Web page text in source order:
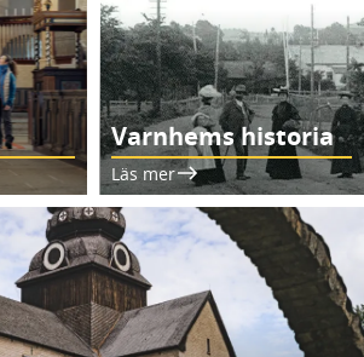
Varnhems historia
Läs mer